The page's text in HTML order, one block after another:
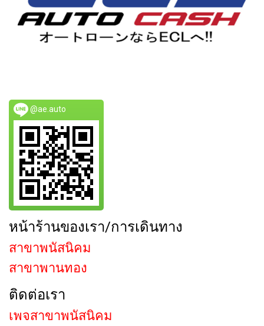
@ae.auto
หน้าร้านของเรา/การเดินทาง
สาขาพนัสนิคม
สาขาพานทอง
ติดต่อเรา
เพจสาขาพนัสนิคม